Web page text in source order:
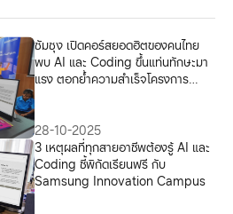
ซัมซุง เปิดคอร์สยอดฮิตของคนไทย
พบ AI และ Coding ขึ้นแท่นทักษะมา
แรง ตอกย้ำความสำเร็จโครงการ
28-10-2025
3 เหตุผลที่ทุกสายอาชีพต้องรู้ AI และ
Coding ชี้พิกัดเรียนฟรี กับ
Samsung Innovation Campus